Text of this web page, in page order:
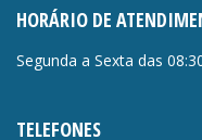
HORÁRIO DE
Segunda a Sexta das
TELEFONES